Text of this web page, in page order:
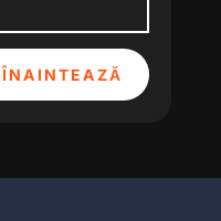
ÎNAINTEAZĂ